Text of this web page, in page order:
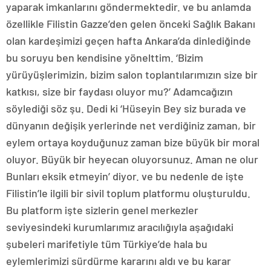
yaparak imkanlarını göndermektedir. ve bu anlamda
özellikle Filistin Gazze’den gelen önceki Sağlık Bakanı
olan kardeşimizi geçen hafta Ankara’da dinlediğinde
bu soruyu ben kendisine yönelttim. ‘Bizim
yürüyüşlerimizin, bizim salon toplantılarımızın size bir
katkısı, size bir faydası oluyor mu?’ Adamcağızın
söylediği söz şu. Dedi ki ‘Hüseyin Bey siz burada ve
dünyanın değişik yerlerinde net verdiğiniz zaman, bir
eylem ortaya koyduğunuz zaman bize büyük bir moral
oluyor. Büyük bir heyecan oluyorsunuz. Aman ne olur
Bunları eksik etmeyin’ diyor. ve bu nedenle de işte
Filistin’le ilgili bir sivil toplum platformu oluşturuldu.
Bu platform işte sizlerin genel merkezler
seviyesindeki kurumlarımız aracılığıyla aşağıdaki
şubeleri marifetiyle tüm Türkiye’de hala bu
eylemlerimizi sürdürme kararını aldı ve bu karar